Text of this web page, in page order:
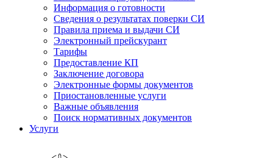
Информация о готовности
Сведения о результатах поверки СИ
Правила приема и выдачи СИ
Электронный прейскурант
Тарифы
Предоставление КП
Заключение договора
Электронные формы документов
Приостановленные услуги
Важные объявления
Поиск нормативных документов
Услуги